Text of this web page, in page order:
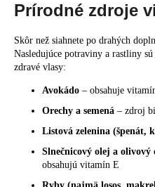
Prírodné zdroje
Skôr než siahnete po drahých
Nasledujúce potraviny a rastliny
zdravé vlasy:
Avokádo – obsahuje
Orechy a semená – zdroj
Listová zelenina (špenát,
Slnečnicový olej a olivový
obsahujú vitamín E